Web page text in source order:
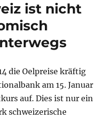
ist nicht
die Oelpreise kräftig
am 15. Januar
auf. Dies ist nur ein
schweizerische